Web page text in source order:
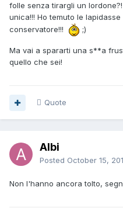
folle senza tirargli un
unica!!! Ho temuto le
conservatore!!!
;)
Ma vai a spararti una s**a
quello che sei!
Quote
Albi
Posted October 15,
Non l'hanno ancora tolto,